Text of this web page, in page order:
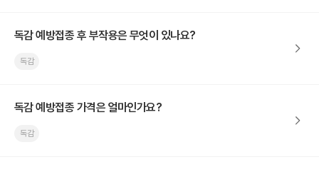
독감 예방접종 후 부작용은 무엇이 있나요?
독감
독감 예방접종 가격은 얼마인가요?
독감